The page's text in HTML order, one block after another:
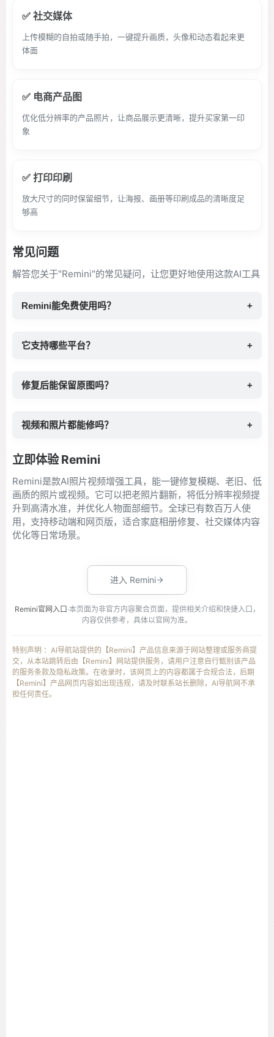
✅ 社交媒体
上传模糊的自拍或随手拍，一键提升画质，头像和动态看起来更
体面
✅ 电商产品图
优化低分辨率的产品照片，让商品展示更清晰，提升买家第一印
象
✅ 打印印刷
放大尺寸的同时保留细节，让海报、画册等印刷成品的清晰度足
够高
常见问题
解答您关于"Remini"的常见疑问，让您更好地使用这款AI工具
Remini能免费使用吗？ +
它支持哪些平台？ +
修复后能保留原图吗？ +
视频和照片都能修吗？ +
立即体验 Remini
Remini是款AI照片视频增强工具，能一键修复模糊、老旧、低
画质的照片或视频。它可以把老照片翻新，将低分辨率视频提
升到高清水准，并优化人物面部细节。全球已有数百万人使
用，支持移动端和网页版，适合家庭相册修复、社交媒体内容
优化等日常场景。
进入 Remini
Remini官网入口 ·本页面为非官方内容聚合页面，提供相关介绍和快捷入口，
内容仅供参考，具体以官网为准。
特别声明 ：AI导航站提供的【Remini】产品信息来源于网站整理或服务商提
交，从本站跳转后由【Remini】网站提供服务，请用户注意自行甄别该产品
的服务条款及隐私政策。在收录时，该网页上的内容都属于合规合法，后期
【Remini】产品网页内容如出现违规，请及时联系站长删除，AI导航网不承
担任何责任。